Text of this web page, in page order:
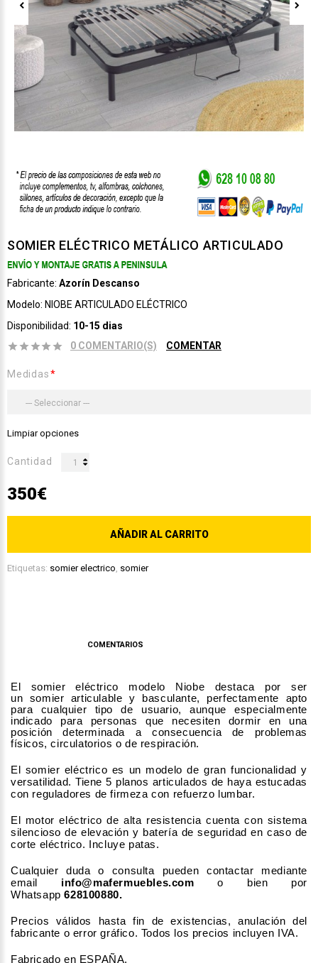
SOMIER ELÉCTRICO METÁLICO ARTICULADO
Fabricante: Azorín Descanso
Modelo: NIOBE ARTICULADO ELÉCTRICO
Disponibilidad: 10-15 dias
0 COMENTARIO(S)
COMENTAR
Medidas
Limpiar opciones
Cantidad
350€
AÑADIR AL CARRITO
Etiquetas: somier electrico, somier
COMENTARIOS
El somier eléctrico modelo Niobe destaca por ser
un somier articulable y basculante, perfectamente apto
para cualquier tipo de usuario, aunque especialmente
indicado para personas que necesiten dormir en una
posición determinada a consecuencia de problemas
físicos, circulatorios o de respiración.
El somier eléctrico es un modelo de gran funcionalidad y
versatilidad. Tiene 5 planos articulados de haya estucadas
con reguladores de firmeza con refuerzo lumbar.
El motor eléctrico de alta resistencia cuenta con sistema
silencioso de elevación y batería de seguridad en caso de
corte eléctrico. Incluye patas.
Cualquier duda o consulta pueden contactar mediante
email info@mafermuebles.com
o bien por
Whatsapp 628100880.
Precios válidos hasta fin de existencias, anulación del
fabricante o error gráfico. Todos los precios incluyen IVA.
Fabricado en ESPAÑA.